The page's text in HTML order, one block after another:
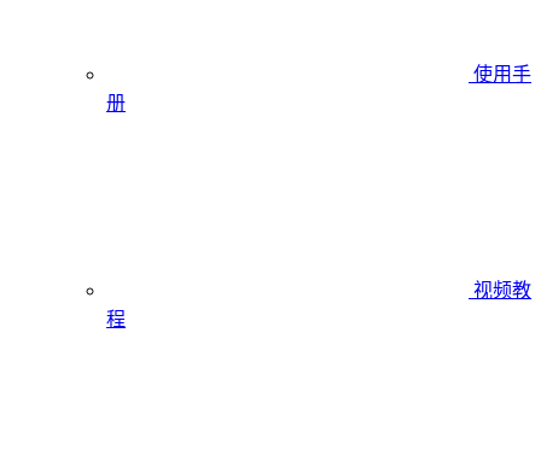
使用手
册
视频教
程